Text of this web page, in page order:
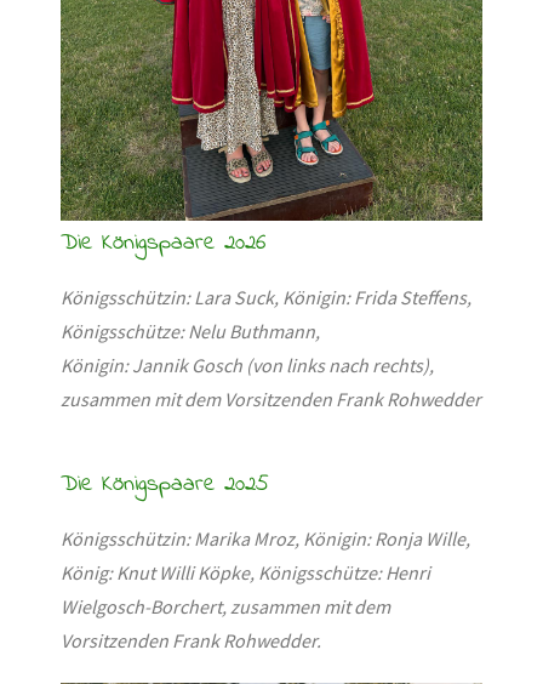
Die Königspaare 2026
Königsschützin: Lara Suck, Königin: Frida Steffens,
Königsschütze: Nelu Buthmann,
Königin:Jannik Gosch (von links nach rechts),
zusammen mit dem Vorsitzenden FrankRohwedder
Die Königspaare 2025
Königsschützin: Marika Mroz, Königin: Ronja Wille,
König: Knut Willi Köpke, Königsschütze: Henri
Wielgosch-Borchert, zusammen mit dem
Vorsitzenden Frank Rohwedder.